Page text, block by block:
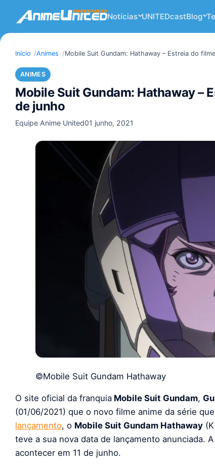
Notícias UNITEDcastBlog
Início Animes Mobile Suit Gundam: Hathaway – Estreia do
ANIMES
Mobile Suit Gundam: Hathaway –
de junho
Equipe Anime United01 junho, 2021
©Mobile Suit Gundam Hathaway
O site oficial da franquia Mobile Suit Gundam,
(01/06/2021) que o novo filme anime da série que
lançamento, o Mobile Suit Gundam Hathaway
teve a sua nova data de lançamento anunciada.
acontecer em 11 de junho.